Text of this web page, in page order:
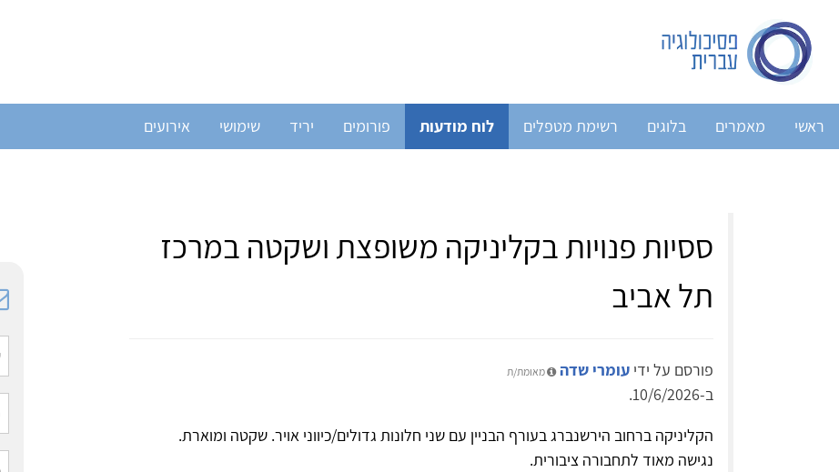
ראשי מאמרים בלוגים רשימת מטפלים לוח מודעות פורומים יריד שימושי אירועים
ססיות פנויות בקליניקה משופצת ושקטה במרכז
תל אביב
פורסם על ידי עומרי שדה מאומת/ת
ב-10/6/2026.
הקליניקה ברחוב הירשנברג בעורף הבניין עם שני חלונות גדולים/כיווני אויר. שקטה ומוארת.
נגישה מאוד לתחבורה ציבורית.